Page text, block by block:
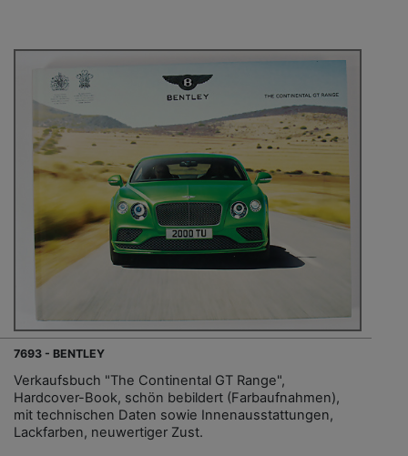
7693 - BENTLEY
Verkaufsbuch "The Continental GT Range",
Hardcover-Book, schön bebildert (Farbaufnahmen),
mit technischen Daten sowie Innenausstattungen,
Lackfarben, neuwertiger Zust.